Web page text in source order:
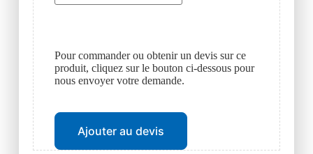
Pour commander ou obtenir un devis sur ce
produit, cliquez sur le bouton ci-dessous pour
nous envoyer votre demande.
Ajouter au devis